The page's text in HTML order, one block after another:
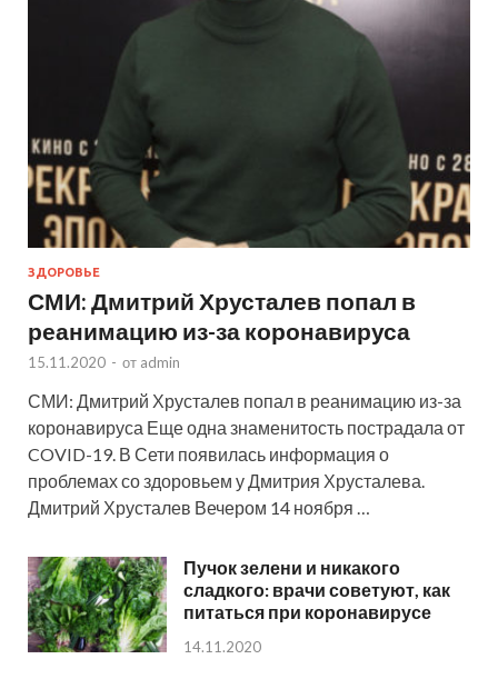
ЗДОРОВЬЕ
СМИ: Дмитрий Хрусталев попал в
реанимацию из-за коронавируса
15.11.2020 - от admin
СМИ: Дмитрий Хрусталев попал в реанимацию из-за
коронавируса Еще одна знаменитость пострадала от
COVID-19. В Сети появилась информация о
проблемах со здоровьем у Дмитрия Хрусталева.
Дмитрий Хрусталев Вечером 14 ноября …
Пучок зелени и никакого
сладкого: врачи советуют, как
питаться при коронавирусе
14.11.2020